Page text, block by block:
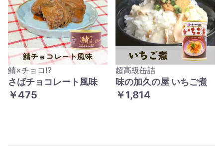
鯖×チョコ⁉
さばチョコレート風味
￥475
超高級缶詰
味の加久の屋 いちご煮
￥1,814